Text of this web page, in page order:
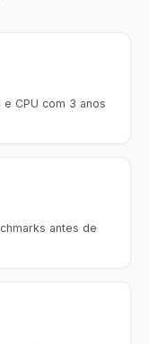
CPU com 3 anos
antes de